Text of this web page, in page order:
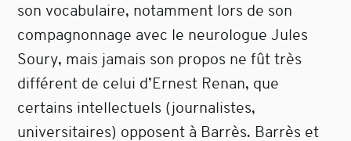
son vocabulaire, notamment lors de son
compagnonnage avec le neurologue Jules
Soury, mais jamais son propos ne fût très
différent de celui d’Ernest Renan, que
certains intellectuels (journalistes,
universitaires) opposent à Barrès. Barrès et